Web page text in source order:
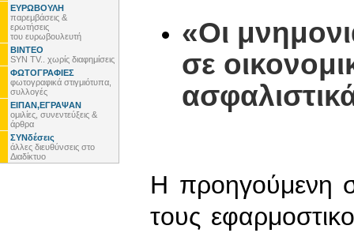
ΕΥΡΩΒΟΥΛΗ
παρεμβάσεις &
ερωτήσεις
του ευρωβουλευτή
ΒΙΝΤΕΟ
SYN TV.. χωρίς διαφημίσεις
ΦΩΤΟΓΡΑΦΙΕΣ
φωτογραφικά στιγμιότυπα,
συλλογές
ΕΙΠΑΝ,ΕΓΡΑΨΑΝ
ομιλίες, συνεντεύξεις &
άρθρα
ΣΥΝδέσεις
άλλες διευθύνσεις στο
Διαδίκτυο
«Οι
σε
Η προηγούμενη
τους